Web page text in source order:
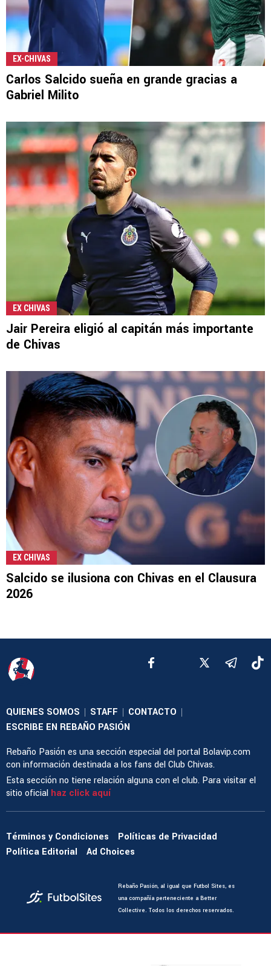
EX-CHIVAS
Carlos Salcido sueña en grande gracias a
Gabriel Milito
EX CHIVAS
Jair Pereira eligió al capitán más importante
de Chivas
EX CHIVAS
Salcido se ilusiona con Chivas en el Clausura
2026
QUIENES SOMOS | STAFF | CONTACTO |
ESCRIBE EN REBAÑO PASIÓN
Rebaño Pasión es una sección especial del portal Bolavip.com
con información destinada a los fans del Club Chivas.
Esta sección no tiene relación alguna con el club. Para visitar el
sitio oficial haz click aquí
Términos y Condiciones
Políticas de Privacidad
Política Editorial
Ad Choices
Rebaño Pasión, al igual que Futbol Sites, es
una compañía perteneciente a Better
Collective. Todos los derechos reservados.